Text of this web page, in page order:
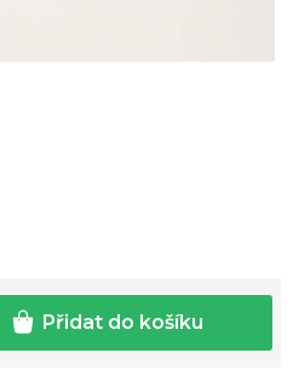
Přidat do košíku